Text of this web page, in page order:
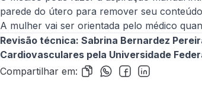
parede do útero para remover seu
A mulher vai ser orientada pelo médico
Revisão técnica: Sabrina Bernardez
Cardiovasculares pela Universidade
Compartilhar em: